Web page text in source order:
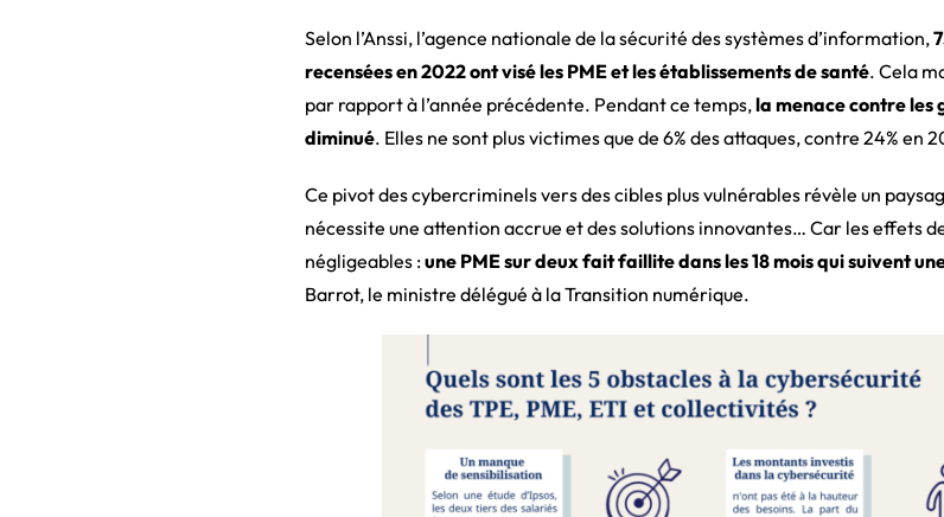
Selon l’Anssi, l’agence nationale de la sécurité des systèmes d’information,
recensées en 2022 ont visé les PME et les établissements de santé. Cela
par rapport à l’année précédente. Pendant ce temps,la menace contre les
diminué. Elles ne sont plus victimes que de 6% des attaques, contre 24% en
Ce pivot des cybercriminels vers des cibles plus vulnérables révèle un
nécessite une attention accrue et des solutions innovantes… Car les effets
négligeables :une PME sur deux fait faillite dans les 18 mois qui suivent
Barrot, le ministre délégué à la Transition numérique.